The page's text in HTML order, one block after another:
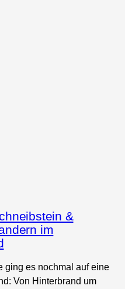
&
im
ging es nochmal auf eine
Von Hinterbrand um